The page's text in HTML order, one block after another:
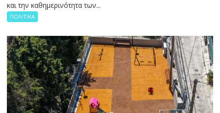
και την καθημερινότητα των...
ΠΟΛΙΤΙΚΑ